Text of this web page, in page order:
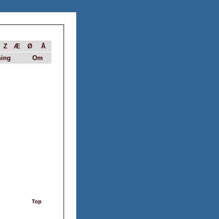
Z Æ Ø
Å
Om
Top